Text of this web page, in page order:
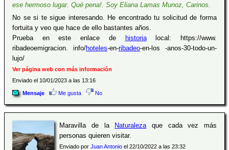
ese hermoso lugar. Qué pena!. Soy Eliana Lamas Munoz, Carinos.
No se si te sigue interesando. He encontrado tu solicitud de forma
fortuita y veo que hace de ello bastantes años.
Prueba en este enlace de
historialocal: https://www.
ribadeoemigracion. info/hoteles-en-ribadeo-en-los -anos-30-todo-un-
lujo/
Ver página web con más información
Enviado el 10/01/2023 a las 13:16
Mensaje Me gusta No
Maravilla de la Naturaleza que cada vez más
personas quieren visitar.
Enviado porJuan Antonio el 22/10/2022 a las 23:32